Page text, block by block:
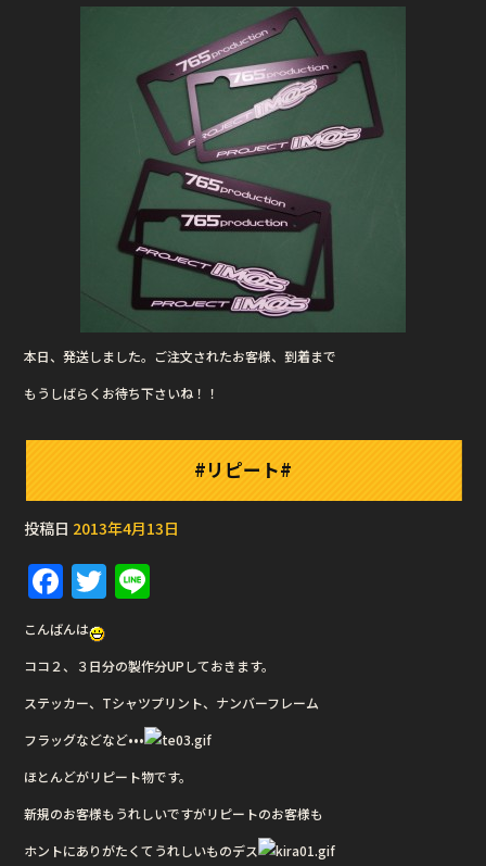
本日、発送しました。ご注文されたお客様、到着まで
もうしばらくお待ち下さいね！！
#リピート#
投稿日 2013年4月13日
F
a
c
e
b
o
o
k
T
w
it
te
r
e
こんばんは
ココ２、３日分の製作分UPしておきます。
ステッカー、Tシャツプリント、ナンバーフレーム
フラッグなどなど•••
ほとんどがリピート物です。
新規のお客様もうれしいですがリピートのお客様も
ホントにありがたくてうれしいものデス